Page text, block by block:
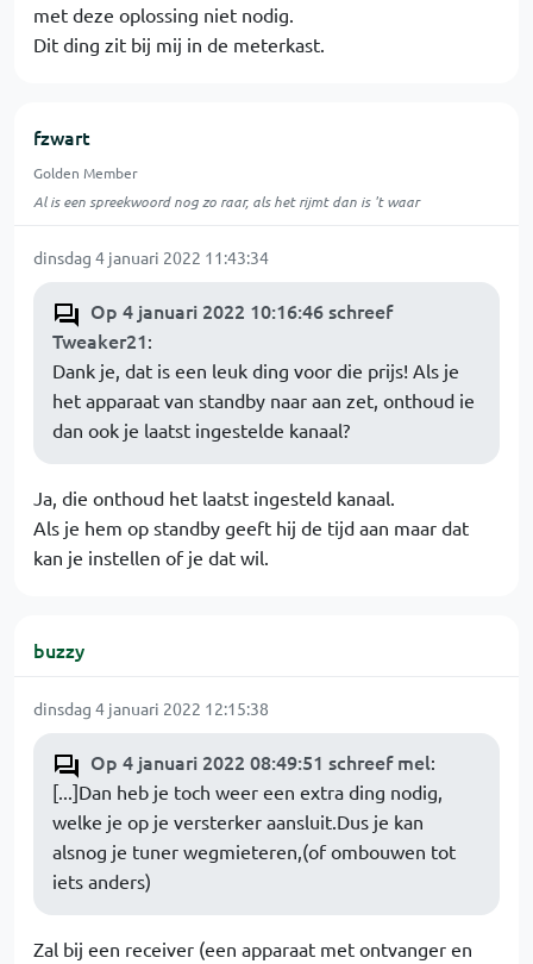
met deze oplossing niet nodig.
Dit ding zit bij mij in de meterkast.
fzwart
Golden Member
Al is een spreekwoord nog zo raar, als het rijmt dan is 't waar
dinsdag 4 januari 2022 11:43:34
Op 4 januari 2022 10:16:46 schreef
Tweaker21:
Dank je, dat is een leuk ding voor die prijs! Als je
het apparaat van standby naar aan zet, onthoud ie
dan ook je laatst ingestelde kanaal?
Ja, die onthoud het laatst ingesteld kanaal.
Als je hem op standby geeft hij de tijd aan maar dat
kan je instellen of je dat wil.
buzzy
dinsdag 4 januari 2022 12:15:38
Op 4 januari 2022 08:49:51 schreef mel:
[...]Dan heb je toch weer een extra ding nodig,
welke je op je versterker aansluit.Dus je kan
alsnog je tuner wegmieteren,(of ombouwen tot
iets anders)
Zal bij een receiver (een apparaat met ontvanger en